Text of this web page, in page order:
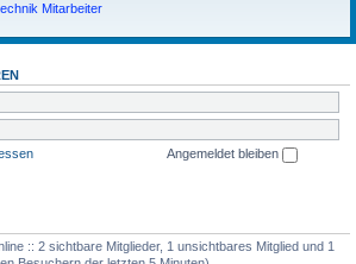
Mitarbeiter
Angemeldet bleiben
:: 2 sichtbare Mitglieder, 1 unsichtbares Mitglied und 1